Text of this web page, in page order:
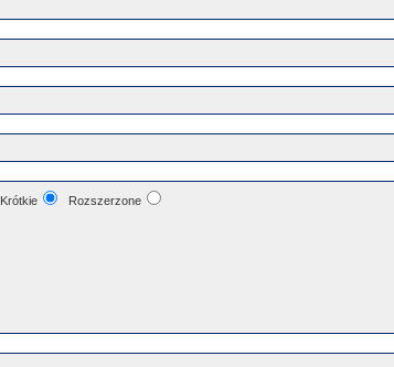
Krótkie
Rozszerzone